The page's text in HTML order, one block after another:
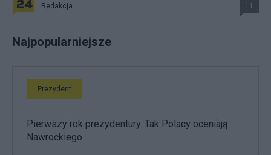
Redakcja 11
Najpopularniejsze
Prezydent
Pierwszy rok prezydentury. Tak Polacy oceniają
Nawrockiego